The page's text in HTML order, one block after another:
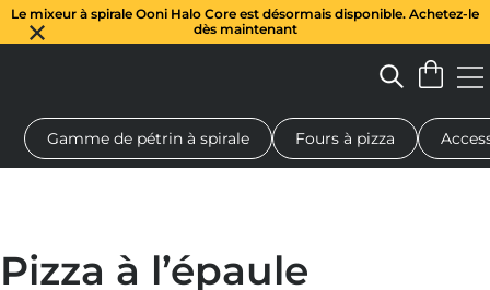
Le mixeur à spirale Ooni Halo Core est désormais disponible. Achetez-le
dès maintenant
à pizza au feu de bois Pétrin à pâte Cadeaux Planches de
Gamme de pétrin à spirale Fours à pizza
Pizza à l’épaule